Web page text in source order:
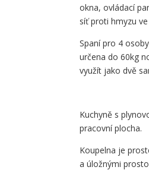
okna, ovládací
síť proti hmyzu
Spaní pro 4
určena do 60kg
využít jako dvě
Kuchyně s
pracovní plocha.
Koupelna je
a úložnými